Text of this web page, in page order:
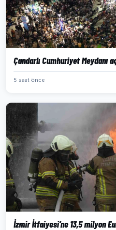
Çandarlı Cumhuriyet Meydanı
5 saat önce
İzmir İtfaiyesi’ne 13,5 milyon